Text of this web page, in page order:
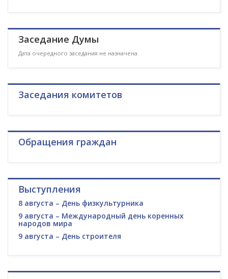
Заседание Думы
Дата очередного заседания не назначена
Заседания комитетов
Обращения граждан
Выступления
8 августа – День физкультурника
9 августа – Международный день коренных
народов мира
9 августа – День строителя